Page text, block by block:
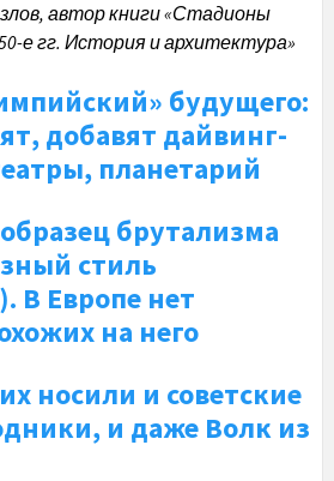
автор книги «Стадионы
е гг. История и архитектура»
будущего:
добавят дайвинг-
планетарий
брутализма
стиль
В Европе нет
на него
носили и советские
и даже Волк из